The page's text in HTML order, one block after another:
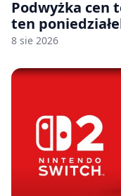
Podwyżka cen
ten
8 sie 2026